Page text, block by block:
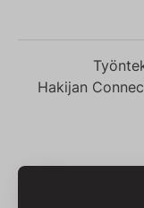
Hakijan